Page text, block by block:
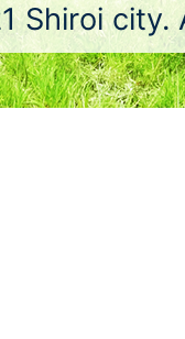
Shiroi city.